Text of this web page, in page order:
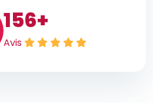
156+
Avis